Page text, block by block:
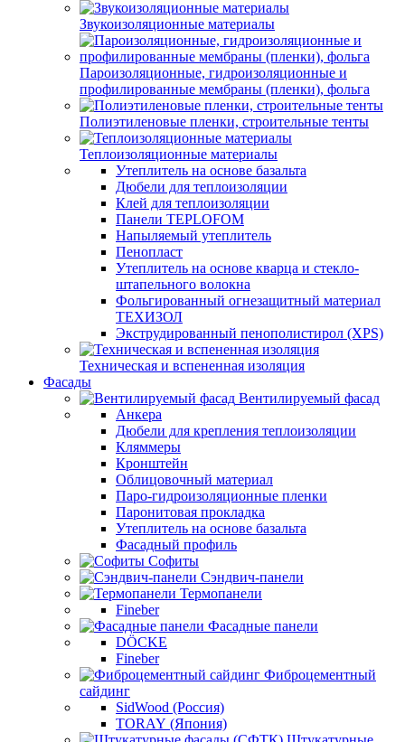
Звукоизоляционные материалы
Пароизоляционные, гидроизоляционные и
профилированные мембраны (пленки), фольга
Полиэтиленовые пленки, строительные тенты
Теплоизоляционные материалы
Утеплитель на основе базальта
Дюбели для теплоизоляции
Клей для теплоизоляции
Панели TEPLOFOM
Напыляемый утеплитель
Пенопласт
Утеплитель на основе кварца и стекло-
штапельного волокна
Фольгированный огнезащитный материал
ТЕХИЗОЛ
Экструдированный пенополистирол (XPS)
Техническая и вспененная изоляция
Фасады
Вентилируемый фасад
Анкера
Дюбели для крепления теплоизоляции
Кляммеры
Кронштейн
Облицовочный материал
Паро-гидроизоляционные пленки
Паронитовая прокладка
Утеплитель на основе базальта
Фасадный профиль
Софиты
Сэндвич-панели
Термопанели
Fineber
Фасадные панели
DÖCKE
Fineber
Фиброцементный
сайдинг
SidWood (Россия)
TORAY (Япония)